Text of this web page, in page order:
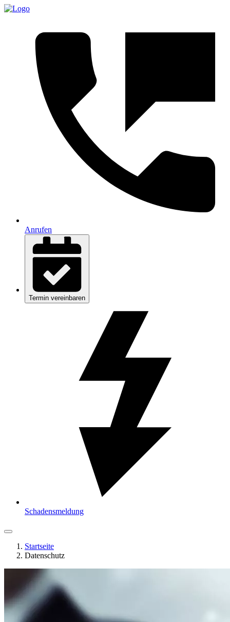
Anrufen
Termin vereinbaren
Schadensmeldung
Startseite
Datenschutz